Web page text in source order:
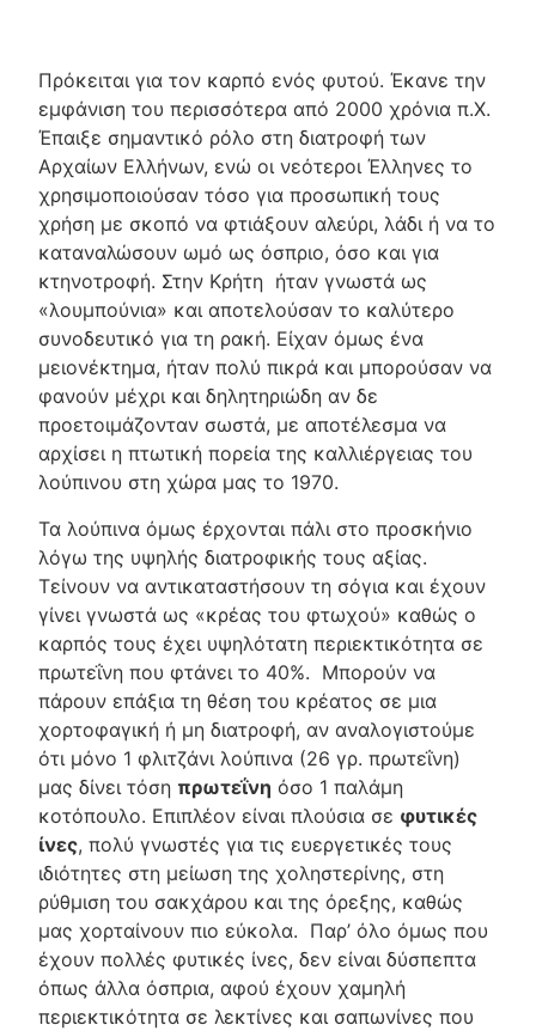
Πρόκειται για τον καρπό ενός φυτού. Έκανε την
εμφάνιση του περισσότερα από 2000 χρόνια π.Χ.
Έπαιξε σημαντικό ρόλο στη διατροφή των
Αρχαίων Ελλήνων, ενώ οι νεότεροι Έλληνες το
χρησιμοποιούσαν τόσο για προσωπική τους
χρήση με σκοπό να φτιάξουν αλεύρι, λάδι ή να το
καταναλώσουν ωμό ως όσπριο, όσο και για
κτηνοτροφή. Στην Κρήτη ήταν γνωστά ως
«λουμπούνια» και αποτελούσαν το καλύτερο
συνοδευτικό για τη ρακή. Είχαν όμως ένα
μειονέκτημα, ήταν πολύ πικρά και μπορούσαν να
φανούν μέχρι και δηλητηριώδη αν δε
προετοιμάζονταν σωστά, με αποτέλεσμα να
αρχίσει η πτωτική πορεία της καλλιέργειας του
λούπινου στη χώρα μας το 1970.
Τα λούπινα όμως έρχονται πάλι στο προσκήνιο
λόγω της υψηλής διατροφικής τους αξίας.
Τείνουν να αντικαταστήσουν τη σόγια και έχουν
γίνει γνωστά ως «κρέας του φτωχού» καθώς ο
καρπός τους έχει υψηλότατη περιεκτικότητα σε
πρωτεΐνη που φτάνει το 40%. Μπορούν να
πάρουν επάξια τη θέση του κρέατος σε μια
χορτοφαγική ή μη διατροφή, αν αναλογιστούμε
ότι μόνο 1 φλιτζάνι λούπινα (26 γρ. πρωτεΐνη)
μας δίνει τόση πρωτεΐνη όσο 1 παλάμη
κοτόπουλο. Επιπλέον είναι πλούσια σε φυτικές
ίνες, πολύ γνωστές για τις ευεργετικές τους
ιδιότητες στη μείωση της χοληστερίνης, στη
ρύθμιση του σακχάρου και της όρεξης, καθώς
μας χορταίνουν πιο εύκολα. Παρ’ όλο όμως που
έχουν πολλές φυτικές ίνες, δεν είναι δύσπεπτα
όπως άλλα όσπρια, αφού έχουν χαμηλή
περιεκτικότητα σε λεκτίνες και σαπωνίνες που